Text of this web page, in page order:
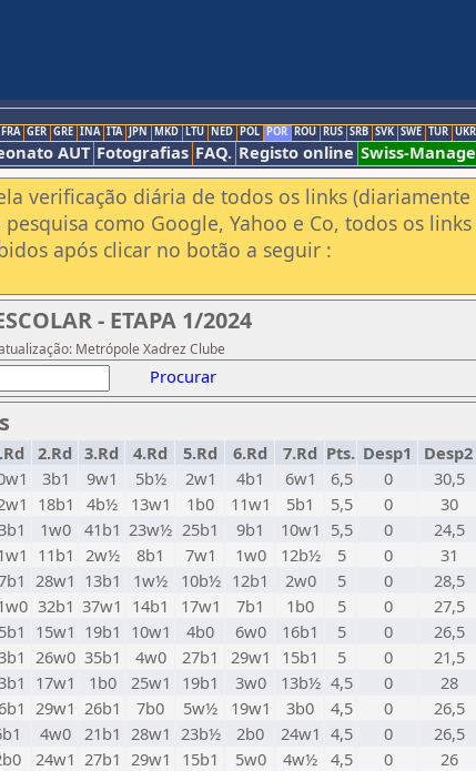
FRA GER GRE INA ITA JPN MKD LTU NED POL POR ROU RUS SRB SVK SWE TUR UKR
AUT Fotografias FAQ. Registo online Swiss-
verificação diária de todos os links (diariamente
como Google, Yahoo e Co, todos os
após clicar no botão a seguir :
- ETAPA 1/2024
Metrópole Xadrez Clube
Procurar
2.Rd 3.Rd 4.Rd 5.Rd 6.Rd 7.Rd Pts. Desp1 Desp2
3b1 9w1 5b½ 2w1 4b1 6w1 6,5 0 30,5
18b1 4b½ 13w1 1b0 11w1 5b1 5,5 0 30
1w0 41b1 23w½ 25b1 9b1 10w1 5,5 0 24,5
11b1 2w½ 8b1 7w1 1w0 12b½ 5 0 31
28w1 13b1 1w½ 10b½ 12b1 2w0 5 0 28,5
32b1 37w1 14b1 17w1 7b1 1b0 5 0 27,5
15w1 19b1 10w1 4b0 6w0 16b1 5 0 26,5
26w0 35b1 4w0 27b1 29w1 15b1 5 0 21,5
17w1 1b0 25w1 19b1 3w0 13b½ 4,5 0 28
29w1 26b1 7b0 5w½ 19w1 3b0 4,5 0 26,5
4w0 21b1 28w1 23b½ 2b0 24w1 4,5 0 26,5
24w1 27b1 29w1 15b1 5w0 4w½ 4,5 0 26